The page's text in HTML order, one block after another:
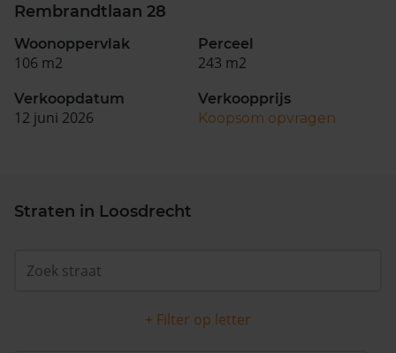
Rembrandtlaan 28
Woonoppervlak
106 m2
Perceel
243 m2
Verkoopdatum
12 juni 2026
Verkoopprijs
Koopsom opvragen
Straten in Loosdrecht
+ Filter op letter